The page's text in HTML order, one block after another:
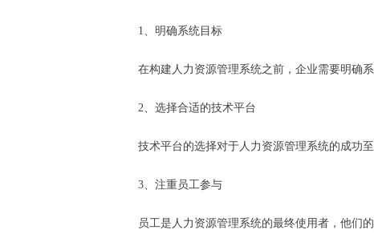
1、明确系统目标
在构建人力资源管理系统之前，企业需要明确
2、选择合适的技术平台
技术平台的选择对于人力资源管理系统的成功
3、注重员工参与
员工是人力资源管理系统的最终使用者，他们